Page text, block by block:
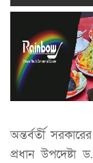
অন্তর্বর্তী
প্রধান